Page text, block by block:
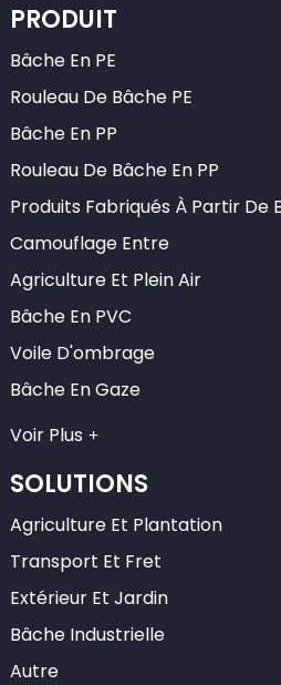
PRODUIT
Bâche En PE
Rouleau De Bâche PE
Bâche En PP
Rouleau De Bâche En PP
Produits Fabriqués À Partir De
Camouflage Entre
Agriculture Et Plein Air
Bâche En PVC
Voile D'ombrage
Bâche En Gaze
Voir Plus
SOLUTIONS
Agriculture Et Plantation
Transport Et Fret
Extérieur Et Jardin
Bâche Industrielle
Autre